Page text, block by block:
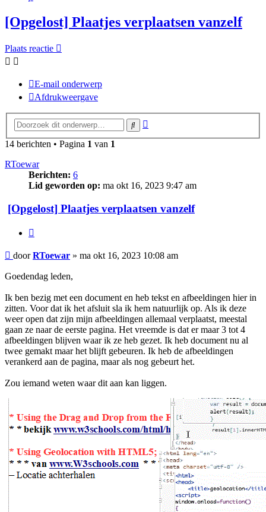
[Opgelost] Plaatjes verplaatsen vanzelf
Plaats reactie
E-mail onderwerp
Afdrukweergave
Zoek
14 berichten • Pagina 1 van 1
RToewar
Berichten: 6
Lid geworden op: ma okt 16, 2023 9:47 am
[Opgelost] Plaatjes verplaatsen vanzelf
Bericht
doorRToewar » ma okt 16, 2023 10:08 am
Goedendag leden,
Ik ben bezig met een document en heb tekst en afbeeldingen hier in
zitten. Voor dat ik het afsluit sla ik hem natuurlijk op. Als ik deze
weer open dat zijn mijn afbeeldingen allemaal verplaatst, meestal
gaan ze naar de eerste pagina. Het vreemde is dat er maar 3 tot 4
afbeeldingen blijven waar ik ze heb gezet. Ik heb document nu al
twee gemakt maar het blijft gebeuren. Ik heb de afbeeldingen
verankerd aan de pagina, maar als nog gebeurt het.
Zou iemand weten waar dit aan kan liggen.